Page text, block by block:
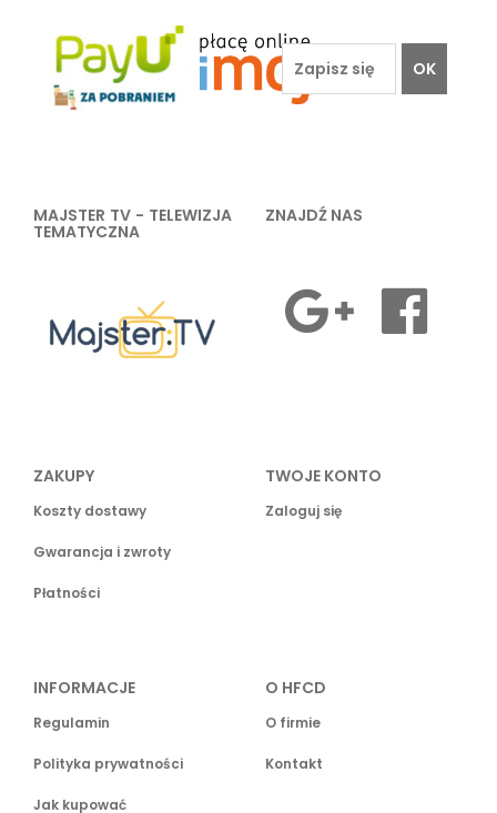
OK
MAJSTER TV - TELEWIZJA
TEMATYCZNA
ZNAJDŹ NAS
ZAKUPY
Koszty dostawy
Gwarancja i zwroty
Płatności
TWOJE KONTO
Zaloguj się
INFORMACJE
Regulamin
Polityka prywatności
Jak kupować
O HFCD
O firmie
Kontakt